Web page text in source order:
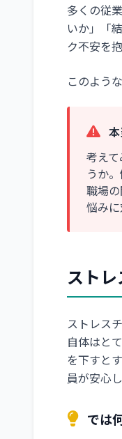
多くの従
いか」「
ク不安を
このよう
考え
うか
職場
悩み
スト
ストレス
自体はと
を下すと
員が安心
では